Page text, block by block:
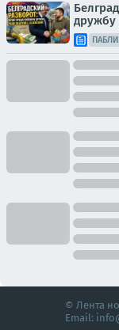
дружбу
© Лента
Email: